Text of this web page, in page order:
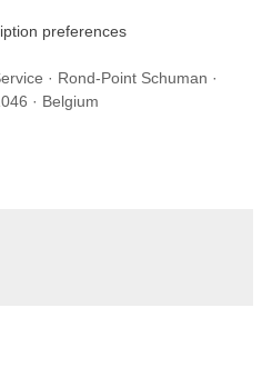
preferences
· Rond-Point Schuman ·
· Belgium